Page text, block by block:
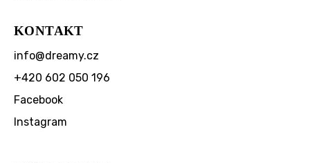
KONTAKT
info@dreamy.cz
+420 602 050 196
Facebook
Instagram